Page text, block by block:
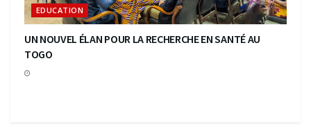
EDUCATION
UN NOUVEL ÉLAN POUR LA RECHERCHE EN SANTÉ AU
TOGO